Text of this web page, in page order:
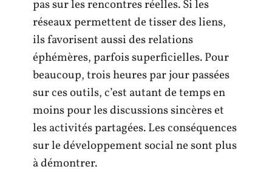
pas sur les rencontres réelles. Si les
réseaux permettent de tisser des liens,
ils favorisent aussi des relations
éphémères, parfois superficielles. Pour
beaucoup, trois heures par jour passées
sur ces outils, c’est autant de temps en
moins pour les discussions sincères et
les activités partagées. Les conséquences
sur le développement social ne sont plus
à démontrer.